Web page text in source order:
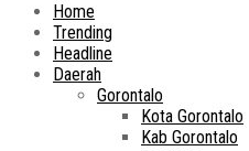
Home
Trending
Headline
Daerah
Gorontalo
Kota Gorontalo
Kab Gorontalo